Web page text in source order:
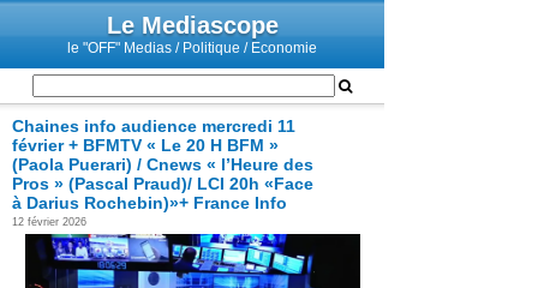
Le Mediascope
le "OFF" Medias / Politique / Economie
Chaines info audience mercredi 11
février + BFMTV « Le 20 H BFM »
(Paola Puerari) / Cnews « l’Heure des
Pros » (Pascal Praud)/ LCI 20h «Face
à Darius Rochebin)»+ France Info
12 février 2026